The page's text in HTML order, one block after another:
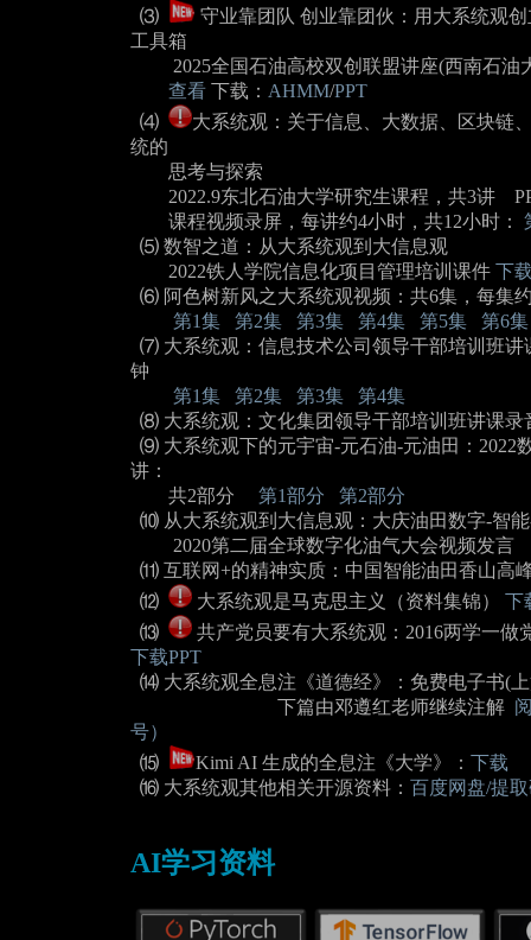
⑶
守业靠团队 创业靠团伙：用大系统观
工具箱
2025全国石油高校双创联盟讲座(西南石油
查看 下载： AHMM/PPT
⑷
大系统观：关于信息、大数据、区块链
统的
思考与探索
2022.9东北石油大学研究生课程，共3讲
课程视频录屏，每讲约4小时，共12小时：
⑸ 数智之道：从大系统观到大信息观
2022铁人学院信息化项目管理培训课件 下
⑹ 阿色树新风之大系统观视频：共6集，每集
第1集
第2集 第3集 第4集 第5集
第6集
⑺ 大系统观：信息技术公司领导干部培训班讲
钟
第1集
第2集 第3集
第4集
⑻ 大系统观：文化集团领导干部培训班讲课
⑼ 大系统观下的元宇宙-元石油-元油田：2022
讲：
共2部分 第1部分
第2部分
⑽ 从大系统观到大信息观：大庆油田数字-智
2020第二届全球数字化油气大会视频发
⑾ 互联网+的精神实质：中国智能油田香山高
⑿
大系统观是马克思主义（资料集锦） 下
⒀
共产党员要有大系统观：2016两学一做
下载PPT
⒁ 大系统观全息注《道德经》：免费电子书(
下篇由邓遵红老师继续注解
号）
⒂
Kimi AI 生成的全息注《大学》：下载
⒃ 大系统观其他相关开源资料： 百度网盘/提
AI学习资料